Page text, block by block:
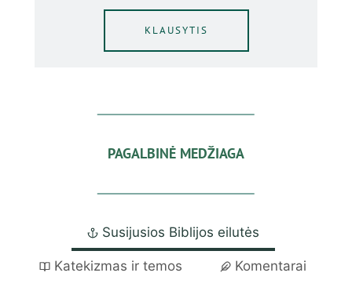
KLAUSYTIS
PAGALBINĖ MEDŽIAGA
Susijusios Biblijos eilutės
Katekizmas ir temos Komentarai